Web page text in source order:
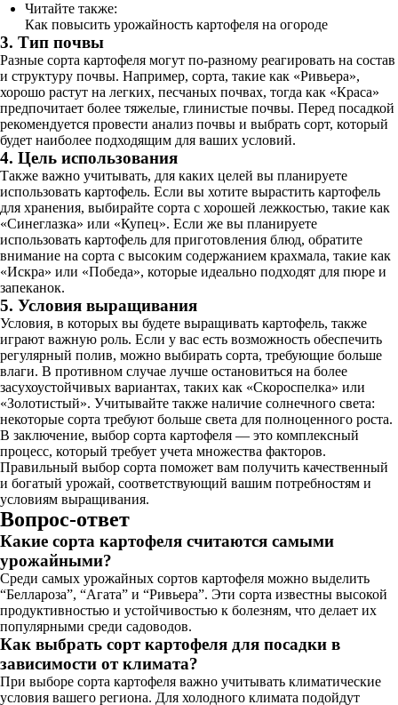
Читайте также:
Как повысить урожайность картофеля на огороде
3. Тип почвы
Разные сорта картофеля могут по-разному реагировать на состав
и структуру почвы. Например, сорта, такие как «Ривьера»,
хорошо растут на легких, песчаных почвах, тогда как «Краса»
предпочитает более тяжелые, глинистые почвы. Перед посадкой
рекомендуется провести анализ почвы и выбрать сорт, который
будет наиболее подходящим для ваших условий.
4. Цель использования
Также важно учитывать, для каких целей вы планируете
использовать картофель. Если вы хотите вырастить картофель
для хранения, выбирайте сорта с хорошей лежкостью, такие как
«Синеглазка» или «Купец». Если же вы планируете
использовать картофель для приготовления блюд, обратите
внимание на сорта с высоким содержанием крахмала, такие как
«Искра» или «Победа», которые идеально подходят для пюре и
запеканок.
5. Условия выращивания
Условия, в которых вы будете выращивать картофель, также
играют важную роль. Если у вас есть возможность обеспечить
регулярный полив, можно выбирать сорта, требующие больше
влаги. В противном случае лучше остановиться на более
засухоустойчивых вариантах, таких как «Скороспелка» или
«Золотистый». Учитывайте также наличие солнечного света:
некоторые сорта требуют больше света для полноценного роста.
В заключение, выбор сорта картофеля — это комплексный
процесс, который требует учета множества факторов.
Правильный выбор сорта поможет вам получить качественный
и богатый урожай, соответствующий вашим потребностям и
условиям выращивания.
Вопрос-ответ
Какие сорта картофеля считаются самыми
урожайными?
Среди самых урожайных сортов картофеля можно выделить
“Беллароза”, “Агата” и “Ривьера”. Эти сорта известны высокой
продуктивностью и устойчивостью к болезням, что делает их
популярными среди садоводов.
Как выбрать сорт картофеля для посадки в
зависимости от климата?
При выборе сорта картофеля важно учитывать климатические
условия вашего региона. Для холодного климата подойдут